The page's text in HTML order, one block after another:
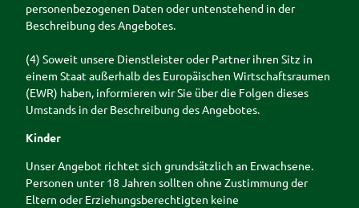
personenbezogenen Daten oder untenstehend in der
Beschreibung des Angebotes.
(4) Soweit unsere Dienstleister oder Partner ihren Sitz in
einem Staat außerhalb des Europäischen Wirtschaftsraumen
(EWR) haben, informieren wir Sie über die Folgen dieses
Umstands in der Beschreibung des Angebotes.
Kinder
Unser Angebot richtet sich grundsätzlich an Erwachsene.
Personen unter 18 Jahren sollten ohne Zustimmung der
Eltern oder Erziehungsberechtigten keine